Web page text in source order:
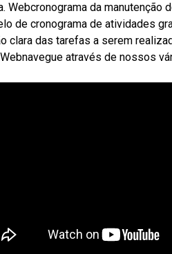
Webcronograma da
de cronograma de atividades
clara das tarefas a serem
através de nossos